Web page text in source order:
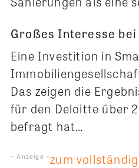
Großes Interesse
Eine Investition in
Das zeigen die
für den Deloitte über
befragt hat…
- Anzeige -zum